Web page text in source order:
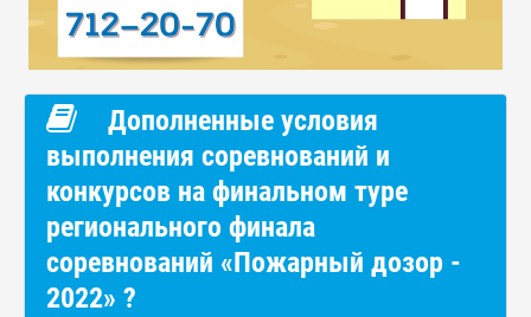
Дополненные условия
выполнения соревнований и
конкурсов на финальном туре
регионального финала
соревнований «Пожарный дозор -
2022» ?